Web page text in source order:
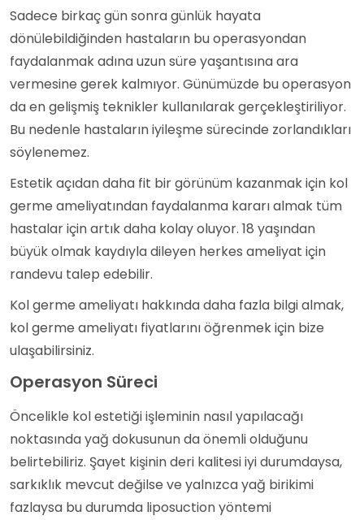
Sadece birkaç gün sonra günlük hayata
dönülebildiğinden hastaların bu operasyondan
faydalanmak adına uzun süre yaşantısına ara
vermesine gerek kalmıyor. Günümüzde bu operasyon
da en gelişmiş teknikler kullanılarak gerçekleştiriliyor.
Bu nedenle hastaların iyileşme sürecinde zorlandıkları
söylenemez.
Estetik açıdan daha fit bir görünüm kazanmak için kol
germe ameliyatından faydalanma kararı almak tüm
hastalar için artık daha kolay oluyor. 18 yaşından
büyük olmak kaydıyla dileyen herkes ameliyat için
randevu talep edebilir.
Kol germe ameliyatı hakkında daha fazla bilgi almak,
kol germe ameliyatı fiyatlarını öğrenmek için bize
ulaşabilirsiniz.
Operasyon Süreci
Öncelikle kol estetiği işleminin nasıl yapılacağı
noktasında yağ dokusunun da önemli olduğunu
belirtebiliriz. Şayet kişinin deri kalitesi iyi durumdaysa,
sarkıklık mevcut değilse ve yalnızca yağ birikimi
fazlaysa bu durumda liposuction yöntemi